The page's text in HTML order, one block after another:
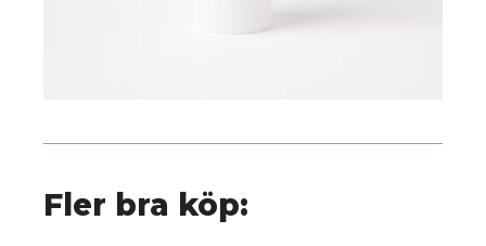
Fler bra köp: